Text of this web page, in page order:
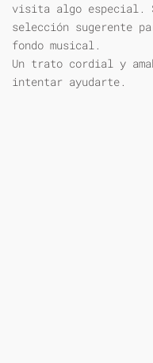
visita algo especial.
selección sugerente
fondo musical.
Un trato cordial y
intentar ayudarte.